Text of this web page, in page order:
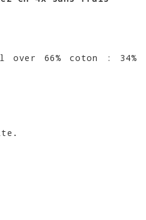
over 66% coton : 34%